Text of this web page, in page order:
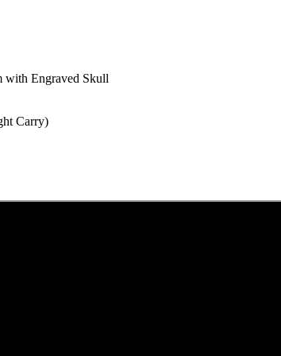
with Engraved Skull
Carry)